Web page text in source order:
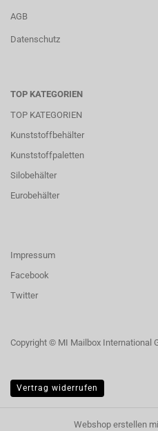
AGB
Datenschutz
TOP KATEGORIEN
TOP KATEGORIEN
Kunststoffbehälter
Kunststoffpaletten
Silobehälter
Eurobehälter
Impressum
Facebook
Twitter
Copyright © MI Mailbox International
Vertrag widerrufen
Webshop erstellen